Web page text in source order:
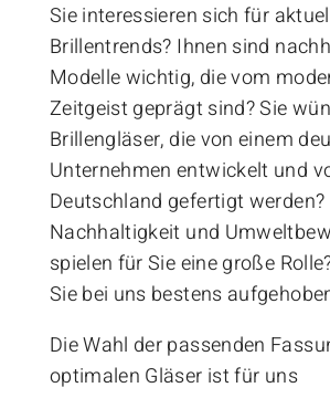
Sie interessieren sich für
Brillentrends? Ihnen sind
Modelle wichtig, die vom
Zeitgeist geprägt sind? Sie
Brillengläser, die von einem
Unternehmen entwickelt und
Deutschland gefertigt
Nachhaltigkeit und
spielen für Sie eine große
Sie bei uns bestens
Die Wahl der passenden
optimalen Gläser ist für uns